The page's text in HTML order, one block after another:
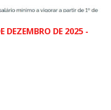
DEZEMBRO DE 2025 -